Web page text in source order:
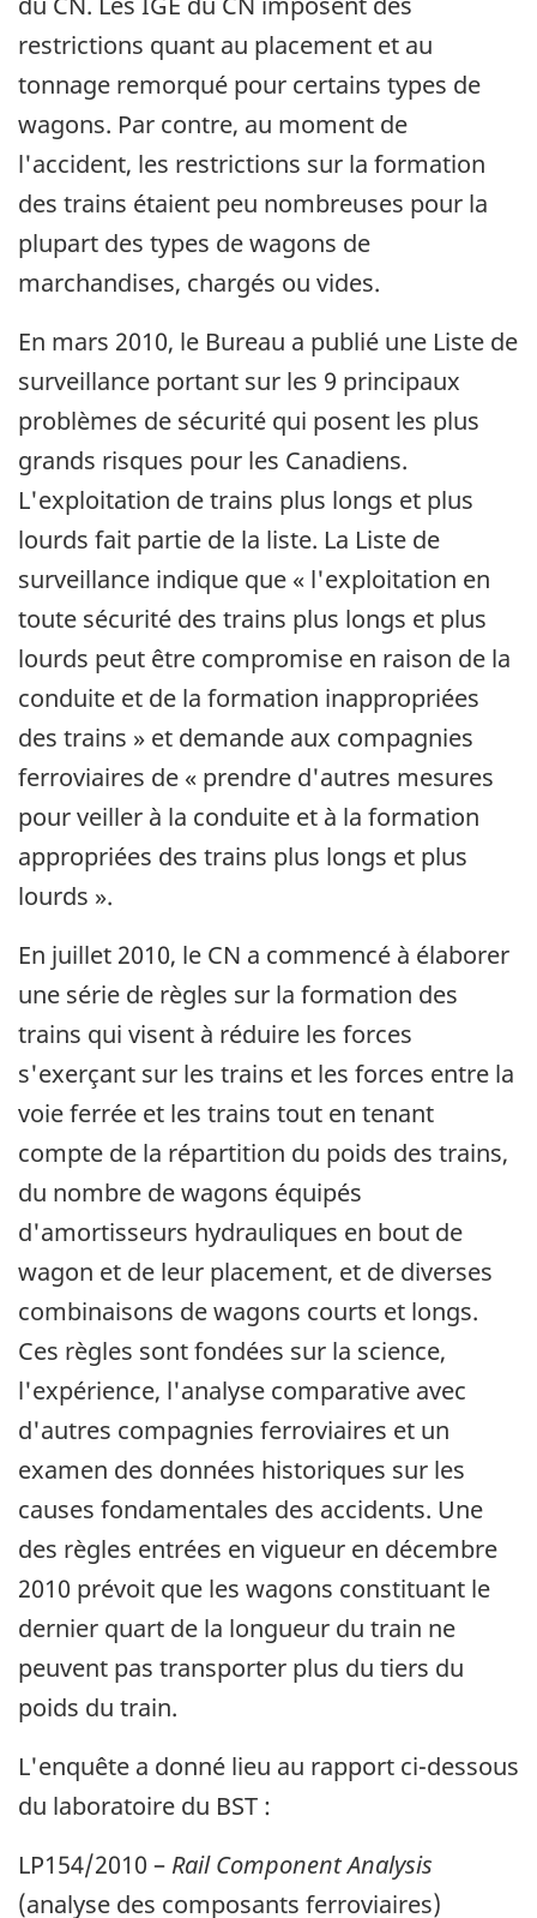
restrictions quant au placement et au
tonnage remorqué pour certains types de
wagons. Par contre, au moment de
l'accident, les restrictions sur la formation
des trains étaient peu nombreuses pour la
plupart des types de wagons de
marchandises, chargés ou vides.
En mars 2010, le Bureau a publié une Liste de
surveillance portant sur les 9 principaux
problèmes de sécurité qui posent les plus
grands risques pour les Canadiens.
L'exploitation de trains plus longs et plus
lourds fait partie de la liste. La Liste de
surveillance indique que « l'exploitation en
toute sécurité des trains plus longs et plus
lourds peut être compromise en raison de la
conduite et de la formation inappropriées
des trains » et demande aux compagnies
ferroviaires de « prendre d'autres mesures
pour veiller à la conduite et à la formation
appropriées des trains plus longs et plus
lourds ».
En juillet 2010, le CN a commencé à élaborer
une série de règles sur la formation des
trains qui visent à réduire les forces
s'exerçant sur les trains et les forces entre la
voie ferrée et les trains tout en tenant
compte de la répartition du poids des trains,
du nombre de wagons équipés
d'amortisseurs hydrauliques en bout de
wagon et de leur placement, et de diverses
combinaisons de wagons courts et longs.
Ces règles sont fondées sur la science,
l'expérience, l'analyse comparative avec
d'autres compagnies ferroviaires et un
examen des données historiques sur les
causes fondamentales des accidents. Une
des règles entrées en vigueur en décembre
2010 prévoit que les wagons constituant le
dernier quart de la longueur du train ne
peuvent pas transporter plus du tiers du
poids du train.
L'enquête a donné lieu au rapport ci-dessous
du laboratoire du BST :
LP154/2010 – Rail Component Analysis
(analyse des composants ferroviaires)